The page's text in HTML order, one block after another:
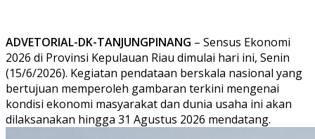
ADVETORIAL-DK-TANJUNGPINANG – Sensus Ekonomi
2026 di Provinsi Kepulauan Riau dimulai hari ini, Senin
(15/6/2026). Kegiatan pendataan berskala nasional yang
bertujuan memperoleh gambaran terkini mengenai
kondisi ekonomi masyarakat dan dunia usaha ini akan
dilaksanakan hingga 31 Agustus 2026 mendatang.